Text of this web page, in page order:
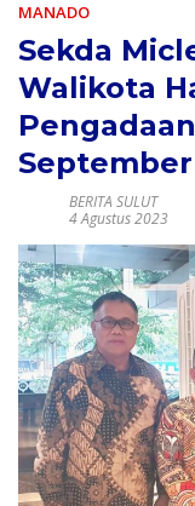
MANADO
Sekda
Walikota
September
BERITA SULUT
4 Agustus 2023